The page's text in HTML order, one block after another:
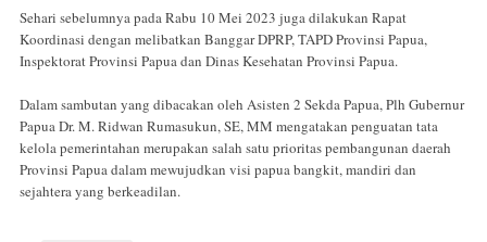
Sehari sebelumnya pada Rabu 10 Mei 2023 juga dilakukan Rapat
Koordinasi dengan melibatkan Banggar DPRP, TAPD Provinsi Papua,
Inspektorat Provinsi Papua dan Dinas Kesehatan Provinsi Papua.
Dalam sambutan yang dibacakan oleh Asisten 2 Sekda Papua, Plh Gubernur
Papua Dr. M. Ridwan Rumasukun, SE, MM mengatakan penguatan tata
kelola pemerintahan merupakan salah satu prioritas pembangunan daerah
Provinsi Papua dalam mewujudkan visi papua bangkit, mandiri dan
sejahtera yang berkeadilan.